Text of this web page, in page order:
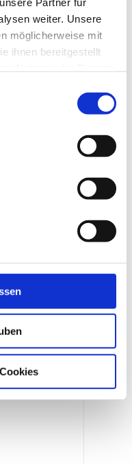
weiter. Unsere
möglicherweise mit
ihnen bereitgestellt